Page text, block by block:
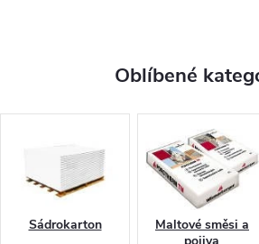
Oblíbené
Sádrokarton
Maltové směsi a